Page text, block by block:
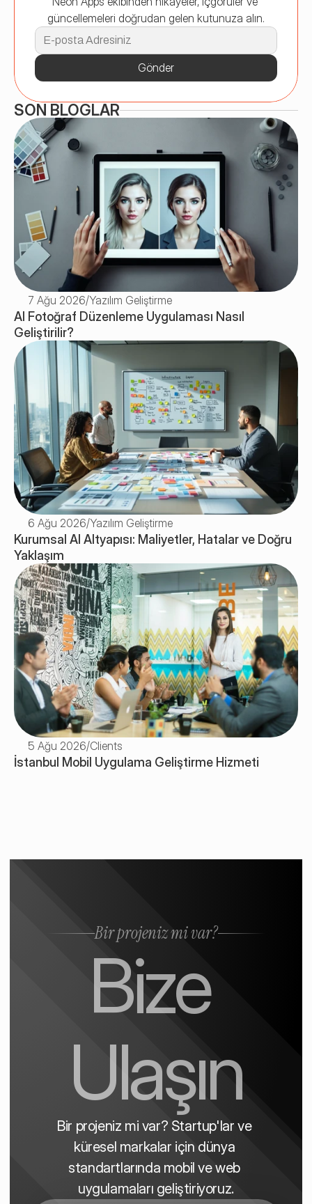
güncellemeleri doğrudan gelen kutunuza alın.
Gönder
SON BLOGLAR
7 Ağu 2026/Yazılım Geliştirme
AI Fotoğraf Düzenleme Uygulaması Nasıl
Geliştirilir?
6 Ağu 2026/Yazılım Geliştirme
Kurumsal AI Altyapısı: Maliyetler, Hatalar ve Doğru
Yaklaşım
5 Ağu 2026/Clients
İstanbul Mobil Uygulama Geliştirme Hizmeti
Bir projeniz mi var?
Bize
Ulaşın
Bir projeniz mi var? Startup'lar ve
küresel markalar için dünya
standartlarında mobil ve web
uygulamaları geliştiriyoruz.